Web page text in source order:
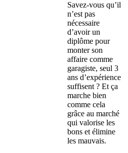
Savez-vous qu’il
n’est pas
nécessaire
d’avoir un
diplôme pour
monter son
affaire comme
garagiste, seul 3
ans d’expérience
suffisent ? Et ça
marche bien
comme cela
grâce au marché
qui valorise les
bons et élimine
les mauvais.